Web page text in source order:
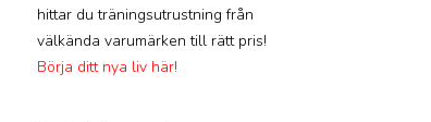
hittar du träningsutrustning från
välkända varumärken till rätt pris!
Börja ditt nya liv här!